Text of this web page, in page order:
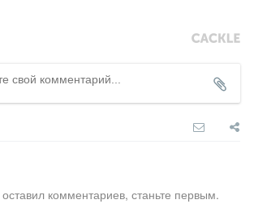
комментариев, станьте первым.